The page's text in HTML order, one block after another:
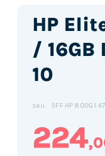
HP
/ 16GB
10
SKU:
224